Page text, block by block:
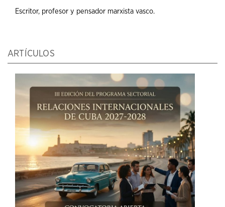
Escritor, profesor y pensador marxista vasco.
ARTÍCULOS